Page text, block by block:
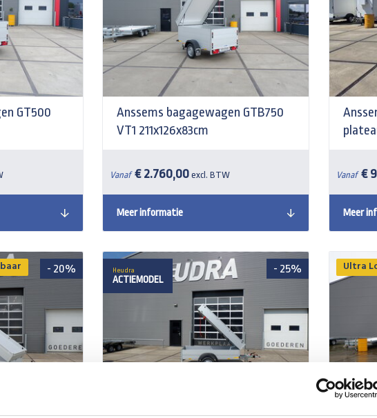
GT500
Anssems bagagewagen GTB750
VT1 211x126x83cm
Vanaf € 2.760,00 excl. BTW
Meer informatie
Vanaf €
Meer
- 20% Heudra
ACTIEMODEL
- 25% Ultra